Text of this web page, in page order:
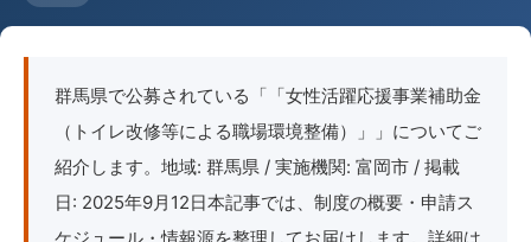
群馬県で公募されている「「女性活躍応援事業補助金
（トイレ改修等による職場環境整備）」」についてご
紹介します。地域: 群馬県 / 実施機関: 富岡市 / 掲載
日: 2025年9月12日本記事では、制度の概要・申請ス